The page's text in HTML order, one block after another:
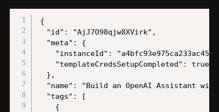
{
  "id": "AjJ7O98qjw8XVirk",
  "meta": {
"instanceId":
    "templateCredsSetupCompleted": true
  },
"name": "Build an OpenAI Assistant
  "tags": [
    {